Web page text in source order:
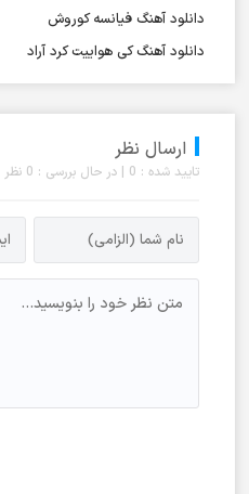
دانلود آهنگ فیانسه کوروش
دانلود آهنگ کی هواییت کرد آراد
ارسال نظر
تایید شده : 0 | در حال بررسی : 0 نظر